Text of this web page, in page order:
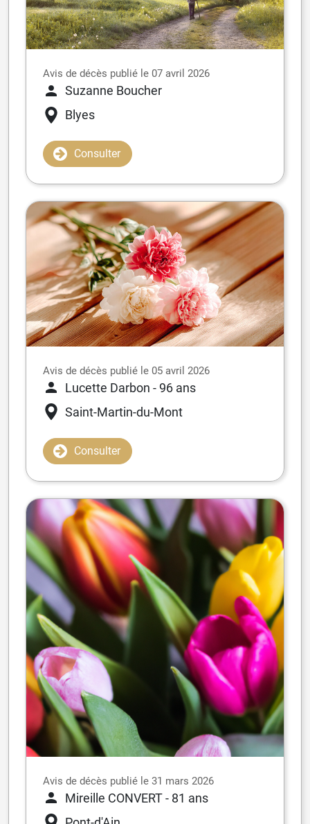
Avis de décès publié le 07 avril 2026
Suzanne Boucher
Blyes
Consulter
Avis de décès publié le 05 avril 2026
Lucette Darbon - 96 ans
Saint-Martin-du-Mont
Consulter
Avis de décès publié le 31 mars 2026
Mireille CONVERT- 81 ans